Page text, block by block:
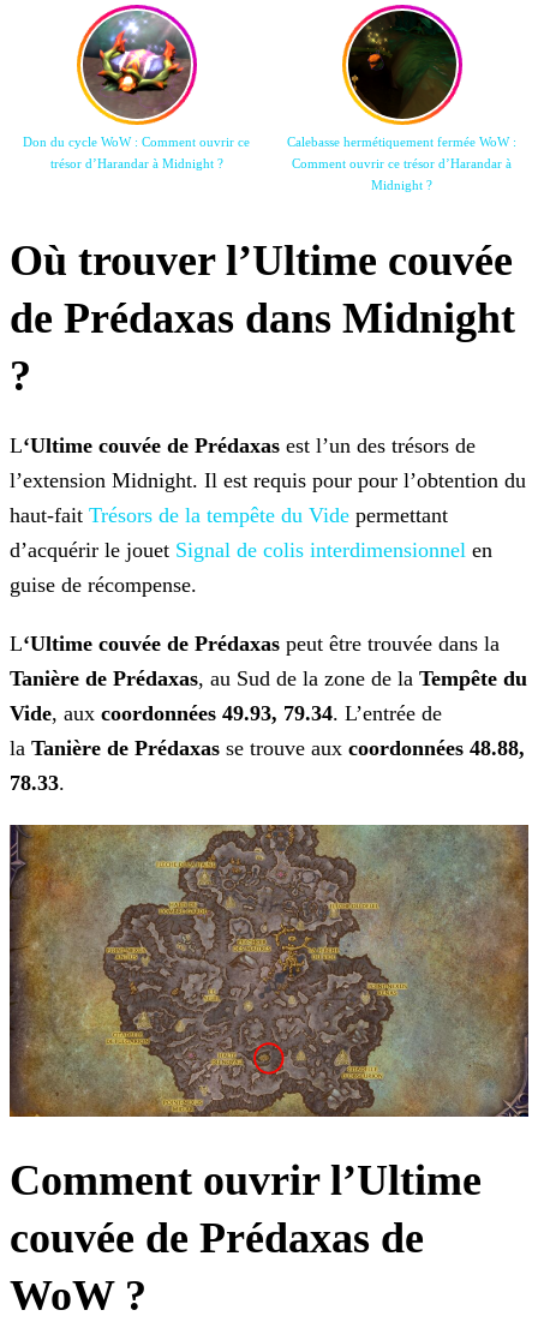
Don du cycle WoW : Comment ouvrir ce
trésor d’Harandar à Midnight ?
Calebasse hermétiquement fermée WoW :
Comment ouvrir ce trésor d’Harandar à
Midnight ?
Où trouver l’Ultime couvée
de Prédaxas dans Midnight
?
L‘Ultime couvée de Prédaxas est l’un des trésors de
l’extension Midnight. Il est requis pour pour l’obtention du
haut-fait Trésors de la tempête du Vide permettant
d’acquérir le jouet Signal de colis interdimensionnel en
guise de récompense.
L‘Ultime couvée de Prédaxas peut être trouvée dans la
Tanière de Prédaxas, au Sud de la zone de la Tempête du
Vide, aux coordonnées 49.93, 79.34. L’entrée de
la Tanière de Prédaxas se trouve aux coordonnées 48.88,
78.33.
Comment ouvrir l’Ultime
couvée de Prédaxas de
WoW ?